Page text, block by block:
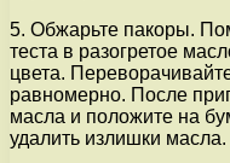
5. Обжарьте пакоры.
теста в разогретое
цвета.
равномерно. После
масла и положите на
удалить излишки масла.